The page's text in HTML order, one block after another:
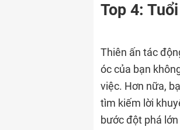
Top 4:
Thiên ấn tác
óc của bạn
việc. Hơn nữa,
tìm kiếm lời
bước đột phá